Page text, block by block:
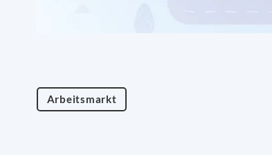
Arbeitsmarkt